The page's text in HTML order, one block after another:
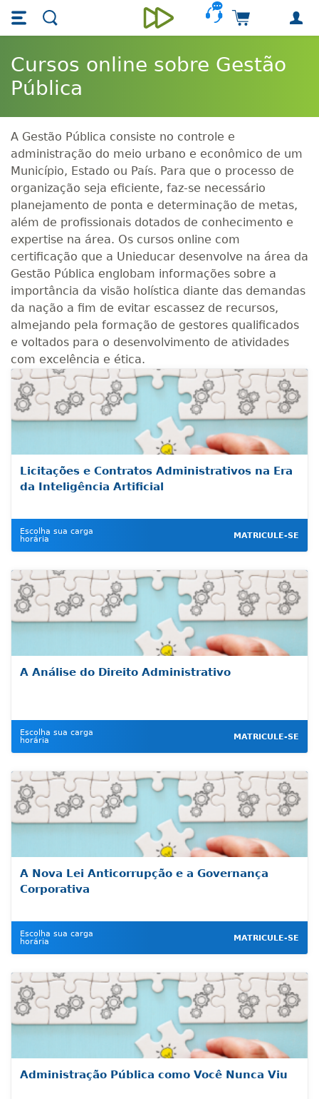
Skip main navigation
Skip to main content
Unieducar
Carrinho de
Cursos online sobre Gestão
Pública
A Gestão Pública consiste no controle e
administração do meio urbano e econômico de um
Município, Estado ou País. Para que o processo de
organização seja eficiente, faz-se necessário
planejamento de ponta e determinação de metas,
além de profissionais dotados de conhecimento e
expertise na área. Os cursos online com
certificação que a Unieducar desenvolve na área da
Gestão Pública englobam informações sobre a
importância da visão holística diante das demandas
da nação a fim de evitar escassez de recursos,
almejando pela formação de gestores qualificados
e voltados para o desenvolvimento de atividades
com excelência e ética.
Licitações e Contratos Administrativos na Era
da Inteligência Artificial
Escolha sua carga
horária
MATRICULE-SE
A Análise do Direito Administrativo
Escolha sua carga
horária
MATRICULE-SE
A Nova Lei Anticorrupção e a Governança
Corporativa
Escolha sua carga
horária
MATRICULE-SE
Administração Pública como Você Nunca Viu